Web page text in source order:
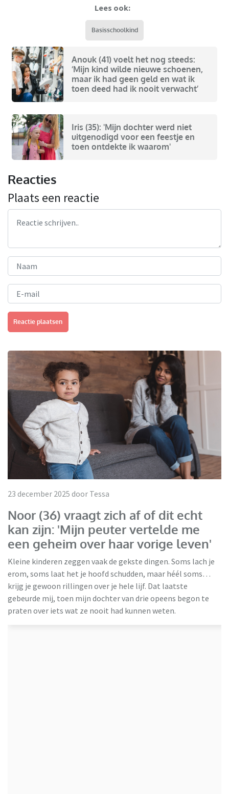
Lees ook:
Basisschoolkind
Anouk (41) voelt het nog steeds:
‘Mijn kind wilde nieuwe schoenen,
maar ik had geen geld en wat ik
toen deed had ik nooit verwacht’
Iris (35): 'Mijn dochter werd niet
uitgenodigd voor een feestje en
toen ontdekte ik waarom'
Reacties
Plaats een reactie
Reactie plaatsen
23 december 2025 door Tessa
Noor (36) vraagt zich af of dit echt
kan zijn: 'Mijn peuter vertelde me
een geheim over haar vorige leven'
Kleine kinderen zeggen vaak de gekste dingen. Soms lach je
erom, soms laat het je hoofd schudden, maar héél soms…
krijg je gewoon rillingen over je hele lijf. Dat laatste
gebeurde mij, toen mijn dochter van drie opeens begon te
praten over iets wat ze nooit had kunnen weten.